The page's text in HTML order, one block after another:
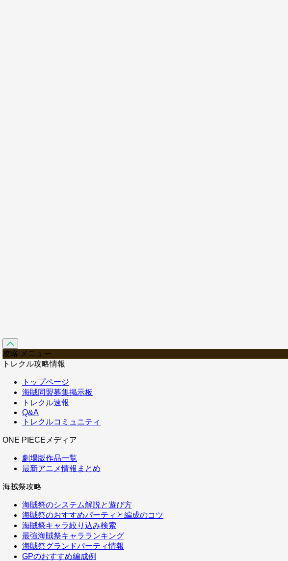
攻略 メニュー
トレクル攻略情報
トップページ
海賊同盟募集掲示板
トレクル速報
Q&A
トレクルコミュニティ
ONE PIECEメディア
劇場版作品一覧
最新アニメ情報まとめ
海賊祭攻略
海賊祭のシステム解説と遊び方
海賊祭のおすすめパーティと編成のコツ
海賊祭キャラ絞り込み検索
最強海賊祭キャラランキング
海賊祭グランドパーティ情報
GPのおすすめ編成例